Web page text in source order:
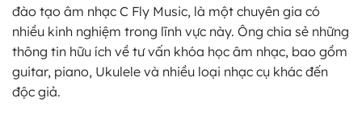
đào tạo âm nhạc C Fly Music, là một chuyên gia có
nhiều kinh nghiệm trong lĩnh vực này. Ông chia sẻ những
thông tin hữu ích về tư vấn khóa học âm nhạc, bao gồm
guitar, piano, Ukulele và nhiều loại nhạc cụ khác đến
độc giả.